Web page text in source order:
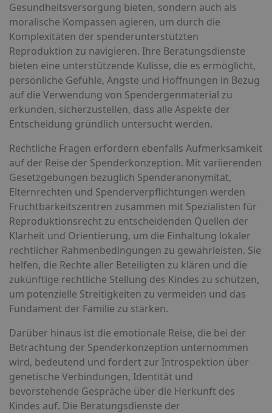
Gesundheitsversorgung bieten, sondern auch als
moralische Kompassen agieren, um durch die
Komplexitäten der spenderunterstützten
Reproduktion zu navigieren. Ihre Beratungsdienste
bieten eine unterstützende Kulisse, die es ermöglicht,
persönliche Gefühle, Ängste und Hoffnungen in Bezug
auf die Verwendung von Spendergenmaterial zu
erkunden, sicherzustellen, dass alle Aspekte der
Entscheidung gründlich untersucht werden.
Rechtliche Fragen erfordern ebenfalls Aufmerksamkeit
auf der Reise der Spenderkonzeption. Mit variierenden
Gesetzgebungen bezüglich Spenderanonymität,
Elternrechten und Spenderverpflichtungen werden
Fruchtbarkeitszentren zusammen mit Spezialisten für
Reproduktionsrecht zu entscheidenden Quellen der
Klarheit und Orientierung, um die Einhaltung lokaler
rechtlicher Rahmenbedingungen zu gewährleisten. Sie
helfen, die Rechte aller Beteiligten zu klären und die
zukünftige rechtliche Stellung des Kindes zu schützen,
um potenzielle Streitigkeiten zu vermeiden und das
Fundament der Familie zu stärken.
Darüber hinaus ist die emotionale Reise, die bei der
Betrachtung der Spenderkonzeption unternommen
wird, bedeutend und fordert zur Introspektion über
genetische Verbindungen, Identität und
bevorstehende Gespräche über die Herkunft des
Kindes auf. Die Beratungsdienste der